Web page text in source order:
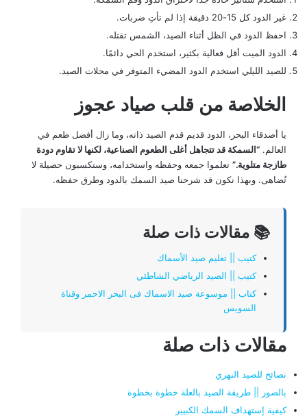
غير الدود كل 15-20 دقيقة إذا لم تأتِ ضربات.
احفظ الدود في الظل أثناء الصيد، الشمس تقتله.
الدود الميت أقل فعالية بكثير، استخدم الحي دائمًا.
للصيد الليلي استخدم الدود المضيء المتوفر في محلات الصيد.
الخلاصة من قلب صياد عجوز
يا أصدقاء البحر، الدود قديم قدم الصيد ذاته، وما زال أفضل طعم في
العالم. “السمكة قد تتجاهل أغلى الطعوم الصناعية، لكنها لا تقاوم دودة
طازجة متلوية.” تعلموا جمعه وحفظه واستخدامه، وستكسبون حصيلة لا
تُضاهى. وبهذا نكون قد شرحنا صيد السمك بالدود وطرق حفظه.
📚 مقالات ذات صلة
كتيب || تعليم صيد الأسماك
كتيب || الصيد الرياضي الشاطئي
كتاب || موسوعة صيد الاسماك فى البحر الاحمر وقناة
السويس
مقالات ذات صلة
نصائح للصيد النهري
بالصور || طريقة الصيد بالغلة خطوة بخطوة
كيفية إستهداف السمك الكبيير